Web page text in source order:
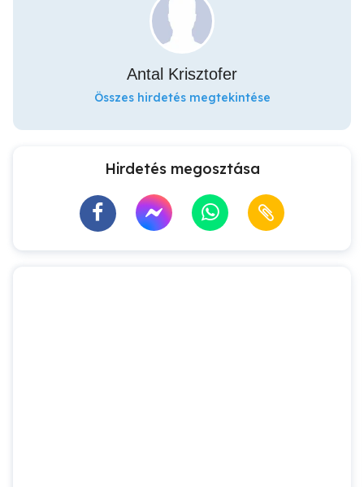
Antal Krisztofer
Összes hirdetés megtekintése
Hirdetés megosztása